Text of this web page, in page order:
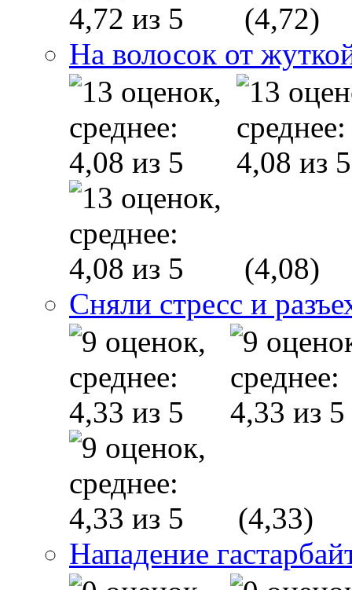
(4,72)
На волосок от
(4,08)
Сняли стресс и
(4,33)
Нападение